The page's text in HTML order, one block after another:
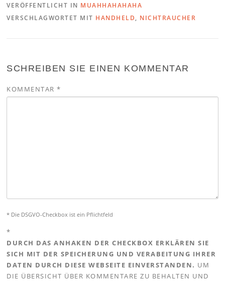
VERÖFFENTLICHT IN MUAHHAHAHAHA
VERSCHLAGWORTET MIT HANDHELD, NICHTRAUCHER
SCHREIBEN SIE EINEN KOMMENTAR
KOMMENTAR*
* Die DSGVO-Checkbox ist ein Pflichtfeld
*
DURCH DAS ANHAKEN DER CHECKBOX ERKLÄREN SIE
SICH MIT DER SPEICHERUNG UND VERABEITUNG IHRER
DATEN DURCH DIESE WEBSEITE EINVERSTANDEN. UM
DIE ÜBERSICHT ÜBER KOMMENTARE ZU BEHALTEN UND